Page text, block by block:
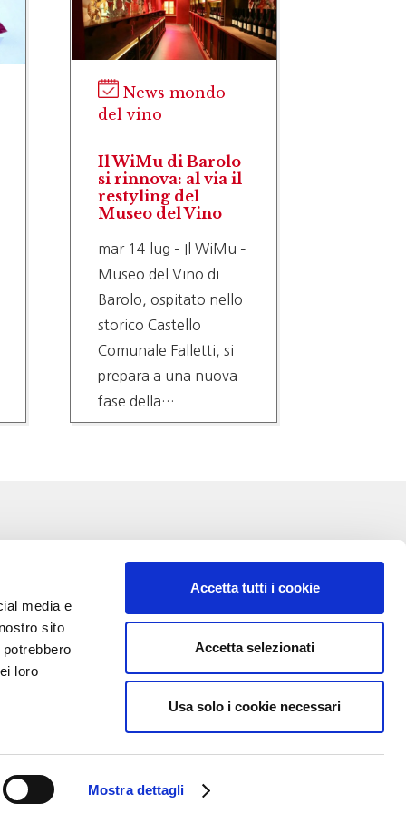
media e
sito
loro
Mostra dettagli
Accetta tutti i cookie
Accetta selezionati
Usa solo i cookie necessari
News mondo
del vino
Il WiMu di Barolo
si rinnova: al via il
restyling del
Museo del Vino
mar 14 lug – Il WiMu –
Museo del Vino di
Barolo, ospitato nello
storico Castello
Comunale Falletti, si
prepara a una nuova
fase della…